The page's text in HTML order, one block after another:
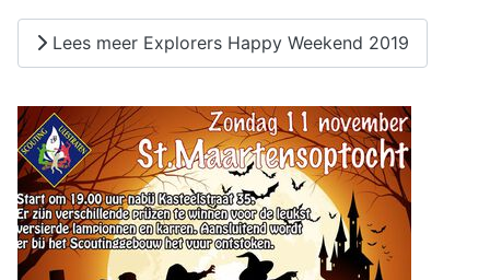
Lees meer Explorers Happy Weekend 2019